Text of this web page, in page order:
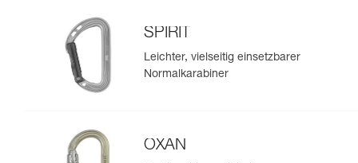
SPIRIT
Leichter, vielseitig einsetzbarer
Normalkarabiner
OXAN